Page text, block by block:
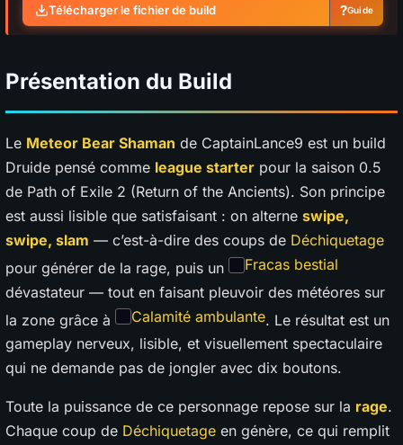
Télécharger le fichier de build ?Guide
Présentation du Build
Le Meteor Bear Shaman de CaptainLance9 est un build
Druide pensé comme league starter pour la saison 0.5
de Path of Exile 2 (Return of the Ancients). Son principe
est aussi lisible que satisfaisant : on alterne swipe,
swipe, slam — c’est-à-dire des coups de Déchiquetage
pour générer de la rage, puis un
Fracas bestial
dévastateur — tout en faisant pleuvoir des météores sur
la zone grâce à
Calamité ambulante. Le résultat est un
gameplay nerveux, lisible, et visuellement spectaculaire
qui ne demande pas de jongler avec dix boutons.
Toute la puissance de ce personnage repose sur la rage.
Chaque coup de Déchiquetage en génère, ce qui remplit